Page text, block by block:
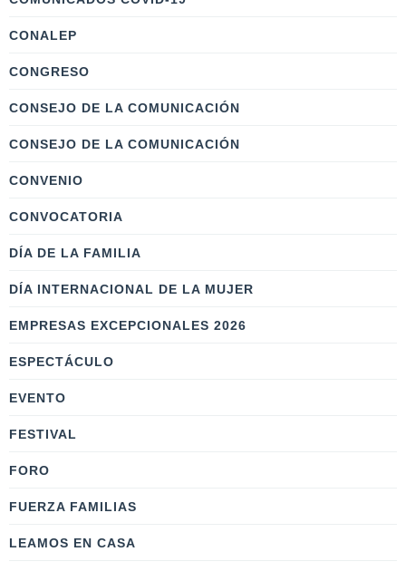
CONALEP
CONGRESO
CONSEJO DE LA COMUNICACIÓN
CONSEJO DE LA COMUNICACIÓN
CONVENIO
CONVOCATORIA
DÍA DE LA FAMILIA
DÍA INTERNACIONAL DE LA MUJER
EMPRESAS EXCEPCIONALES 2026
ESPECTÁCULO
EVENTO
FESTIVAL
FORO
FUERZA FAMILIAS
LEAMOS EN CASA